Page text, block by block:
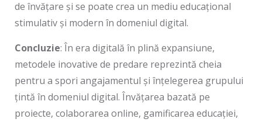
de învățare și se poate crea un mediu educațional
stimulativ și modern în domeniul digital.
Concluzie: În era digitală în plină expansiune,
metodele inovative de predare reprezintă cheia
pentru a spori angajamentul și înțelegerea grupului
țintă în domeniul digital. Învățarea bazată pe
proiecte, colaborarea online, gamificarea educației,